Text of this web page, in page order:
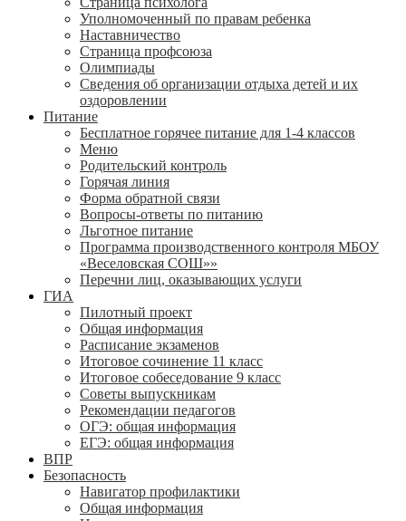
Уполномоченный по правам ребенка
Наставничество
Страница профсоюза
Олимпиады
Сведения об организации отдыха детей и их
оздоровлении
Питание
Бесплатное горячее питание для 1-4 классов
Меню
Родительский контроль
Горячая линия
Форма обратной связи
Вопросы-ответы по питанию
Льготное питание
Программа производственного контроля МБОУ
«Веселовская СОШ»»
Перечни лиц, оказывающих услуги
ГИА
Пилотный проект
Общая информация
Расписание экзаменов
Итоговое сочинение 11 класс
Итоговое собеседование 9 класс
Советы выпускникам
Рекомендации педагогов
ОГЭ: общая информация
ЕГЭ: общая информация
ВПР
Безопасность
Навигатор профилактики
Общая информация